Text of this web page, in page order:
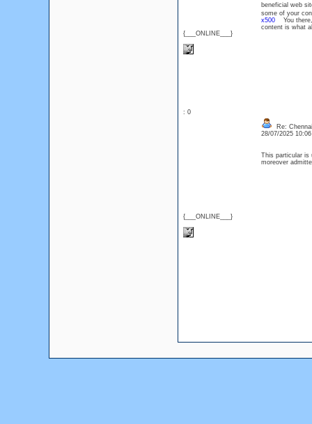
{___ONLINE___}
beneficial web
some of your
x500You there,
content is what
: 0
{___ONLINE___}
Re:
28/07/2025
This particular is
moreover